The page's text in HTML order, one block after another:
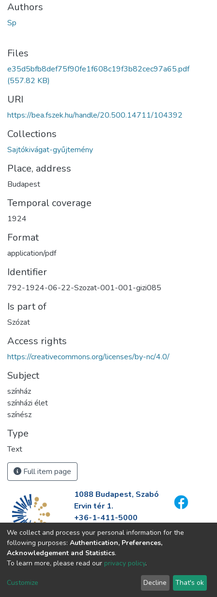
Authors
Sp
Files
e35d5bfb8def75f90fe1f608c19f3b82cec97a65.pdf
(557.82 KB)
URI
https://bea.fszek.hu/handle/20.500.14711/104392
Collections
Sajtókivágat-gyűjtemény
Place, address
Budapest
Temporal coverage
1924
Format
application/pdf
Identifier
792-1924-06-22-Szozat-001-001-gizi085
Is part of
Szózat
Access rights
https://creativecommons.org/licenses/by-nc/4.0/
Subject
színház
színházi élet
színész
Type
Text
Full item page
1088 Budapest, Szabó
Ervin tér 1.
+36-1-411-5000
info@fszek.hu
https://fszek.hu
We collect and process your personal information for the
following purposes: Authentication, Preferences,
Acknowledgement and Statistics.
To learn more, please read our privacy policy.
Customize Decline That's ok